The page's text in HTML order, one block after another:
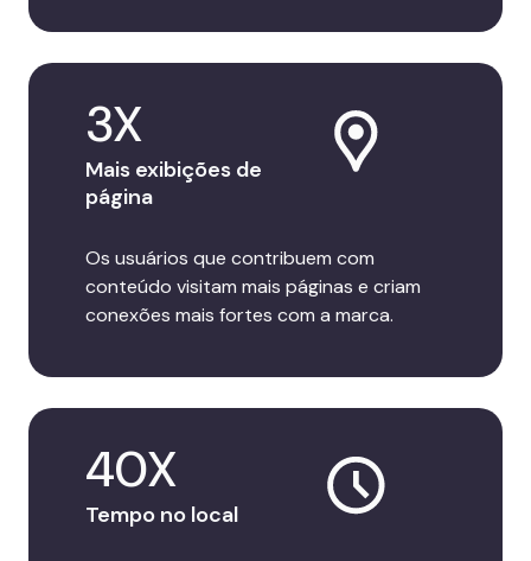
3X
Mais exibições de
página
Os usuários que contribuem com
conteúdo visitam mais páginas e criam
conexões mais fortes com a marca.
40X
Tempo no local